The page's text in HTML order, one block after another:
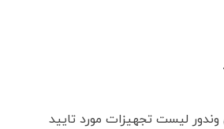
لیست تجهیزات مورد تایید